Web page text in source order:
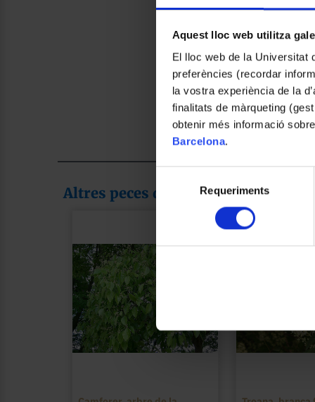
Aquest lloc web utilitza
El lloc web de la Universitat
preferències (recordar
la vostra experiència de la
finalitats de màrqueting
obtenir més informació
Barcelona.
de
consentiment
Requeriments
Altres peces de la col·lecció